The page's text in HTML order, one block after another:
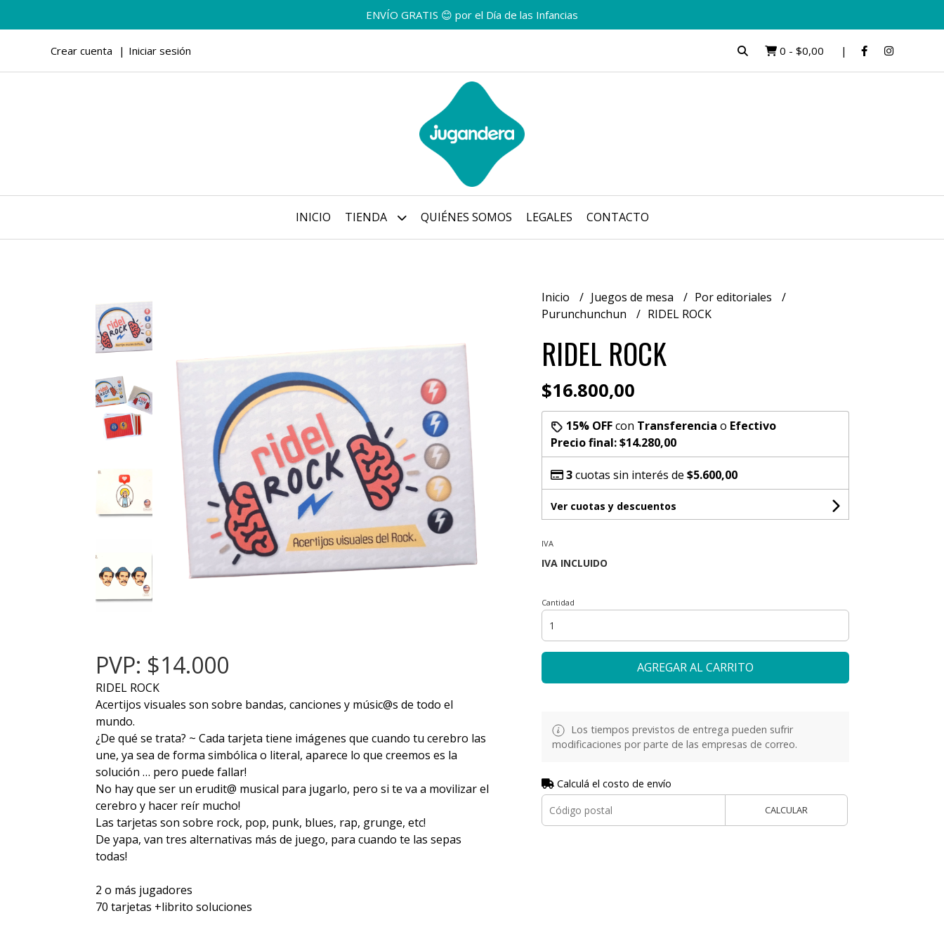
ENVÍO GRATIS 😊 por el Día de las Infancias
Crear cuenta Iniciar sesión 0 - $0,00
INICIO TIENDA QUIÉNES SOMOS LEGALES CONTACTO
PVP: $14.000
RIDEL ROCK
Acertijos visuales son sobre bandas, canciones y músic@s de todo el
mundo.
¿De qué se trata? ~ Cada tarjeta tiene imágenes que cuando tu cerebro las
une, ya sea de forma simbólica o literal, aparece lo que creemos es la
solución … pero puede fallar!
No hay que ser un erudit@ musical para jugarlo, pero si te va a movilizar el
cerebro y hacer reír mucho!
Las tarjetas son sobre rock, pop, punk, blues, rap, grunge, etc!
De yapa, van tres alternativas más de juego, para cuando te las sepas
todas!
2 o más jugadores
70 tarjetas +librito soluciones
Inicio Juegos de mesa
Por editoriales
Purunchunchun
RIDEL ROCK
RIDEL ROCK
$16.800,00
15% OFFcon Transferencia o Efectivo
Precio final:$14.280,00
3cuotas sin interés de $5.600,00
Ver cuotas y descuentos
IVA
Cantidad
AGREGAR AL CARRITO
Los tiempos previstos de entrega pueden sufrir
modificaciones por parte de las empresas de correo.
Calculá el costo de envío
CALCULAR